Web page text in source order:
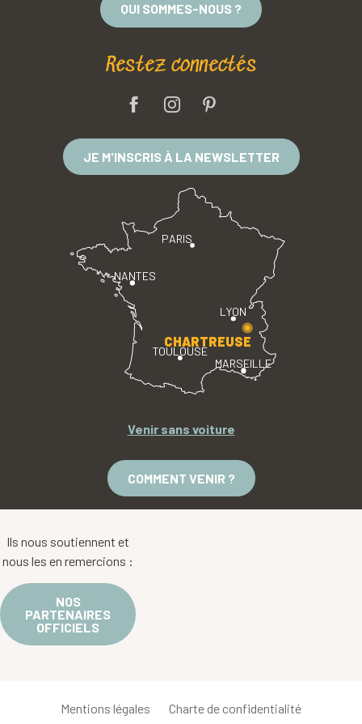
QUI SOMMES-NOUS ?
Restez connectés
JE M'INSCRIS À LA NEWSLETTER
PARIS
LYON
TOULOUSE
MARSEILLE
NANTES
CHARTREUSE
Venir sans voiture
COMMENT VENIR ?
Ils nous soutiennent et
nous les en remercions :
NOS
PARTENAIRES
OFFICIELS
Mentions légales Charte de confidentialité